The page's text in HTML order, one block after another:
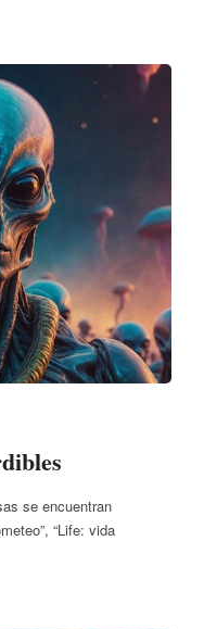
se encuentran
“Life: vida